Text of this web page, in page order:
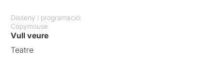
Disseny i programació:
Copymouse
Vull veure
Teatre